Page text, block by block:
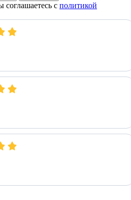
с политикой